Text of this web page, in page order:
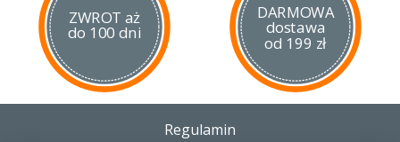
ZWROT aż
do 100 dni
DARMOWA
dostawa
od 199 zł
Regulamin